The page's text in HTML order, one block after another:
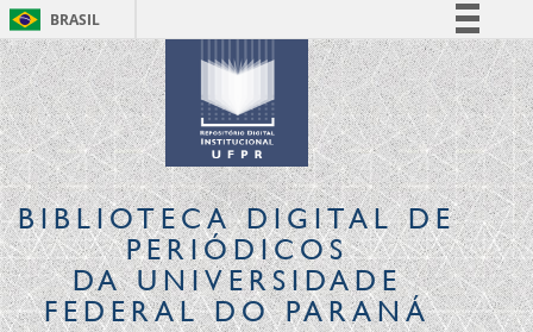
BRASIL
Simplifique!
Comunica BR
Participe
Acesso à informação
Legislação
Canais
BIBLIOTECA DIGITALDE
PERIÓDICOS
DA UNIVERSIDADE
FEDERAL DO PARANÁ